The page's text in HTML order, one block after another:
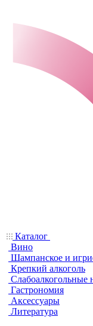
Каталог
Вино
Шампанское и
Крепкий алкоголь
Слабоалкогольные
Гастрономия
Аксессуары
Литература